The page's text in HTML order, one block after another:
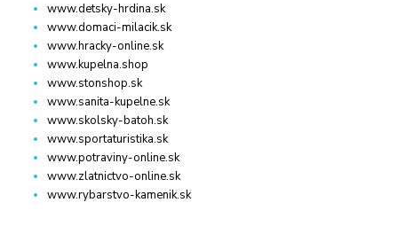
www.detsky-hrdina.sk
www.domaci-milacik.sk
www.hracky-online.sk
www.kupelna.shop
www.stonshop.sk
www.sanita-kupelne.sk
www.skolsky-batoh.sk
www.sportaturistika.sk
www.potraviny-online.sk
www.zlatnictvo-online.sk
www.rybarstvo-kamenik.sk